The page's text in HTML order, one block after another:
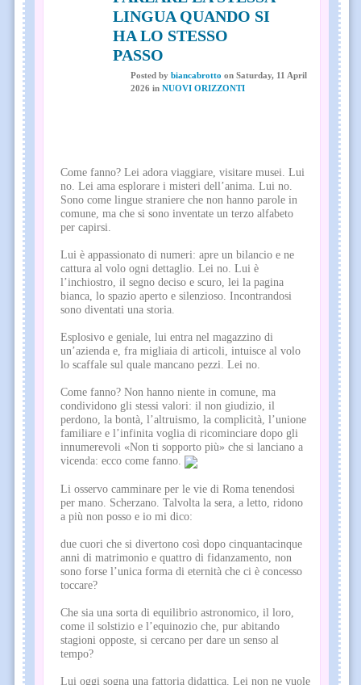
LINGUA QUANDO SI
HA LO STESSO
PASSO
Posted by biancabrotto on Saturday, 11 April
2026 in NUOVI ORIZZONTI
Come fanno? Lei adora viaggiare, visitare musei. Lui
no. Lei ama esplorare i misteri dell’anima. Lui no.
Sono come lingue straniere che non hanno parole in
comune, ma che si sono inventate un terzo alfabeto
per capirsi.
Lui è appassionato di numeri: apre un bilancio e ne
cattura al volo ogni dettaglio. Lei no. Lui è
l’inchiostro, il segno deciso e scuro, lei la pagina
bianca, lo spazio aperto e silenzioso. Incontrandosi
sono diventati una storia.
Esplosivo e geniale, lui entra nel magazzino di
un’azienda e, fra migliaia di articoli, intuisce al volo
lo scaffale sul quale mancano pezzi. Lei no.
Come fanno? Non hanno niente in comune, ma
condividono gli stessi valori: il non giudizio, il
perdono, la bontà, l’altruismo, la complicità, l’unione
familiare e l’infinita voglia di ricominciare dopo gli
innumerevoli «Non ti sopporto più» che si lanciano a
vicenda: ecco come fanno.
Li osservo camminare per le vie di Roma tenendosi
per mano. Scherzano. Talvolta la sera, a letto, ridono
a più non posso e io mi dico:
due cuori che si divertono così dopo cinquantacinque
anni di matrimonio e quattro di fidanzamento, non
sono forse l’unica forma di eternità che ci è concesso
toccare?
Che sia una sorta di equilibrio astronomico, il loro,
come il solstizio e l’equinozio che, pur abitando
stagioni opposte, si cercano per dare un senso al
tempo?
Lui oggi sogna una fattoria didattica. Lei non ne vuole